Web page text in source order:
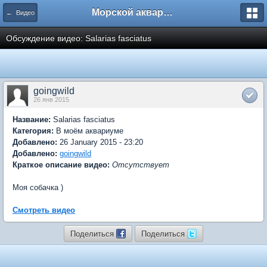
← Видео Морской аквариум. Форумы ReefCentral.ru
Обсуждение видео: Salarias fasciatus
goingwild
26 янв 2015
Название: Salarias fasciatus
Категория: В моём аквариуме
Добавлено: 26 January 2015 - 23:20
Добавлено: goingwild
Краткое описание видео: Отсутствует
Моя собачка )
Смотреть видео
Поделиться Поделиться